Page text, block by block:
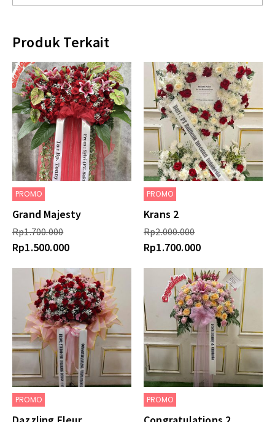
Produk Terkait
PROMO
Grand Majesty
Rp1.700.000
Rp1.500.000
PROMO
Krans 2
Rp2.000.000
Rp1.700.000
PROMO PROMO